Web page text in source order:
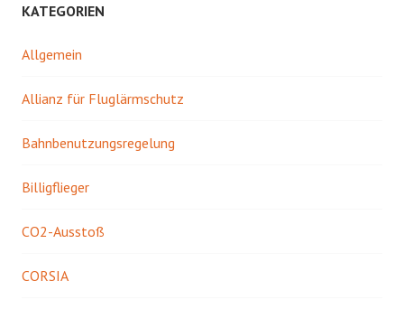
KATEGORIEN
Allgemein
Allianz für Fluglärmschutz
Bahnbenutzungsregelung
Billigflieger
CO2-Ausstoß
CORSIA